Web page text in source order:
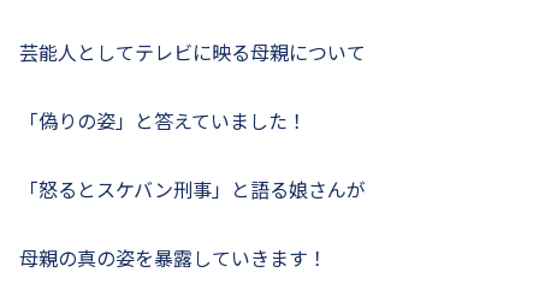
芸能人としてテレビに映る母親について
「偽りの姿」と答えていました！
「怒るとスケバン刑事」と語る娘さんが
母親の真の姿を暴露していきます！